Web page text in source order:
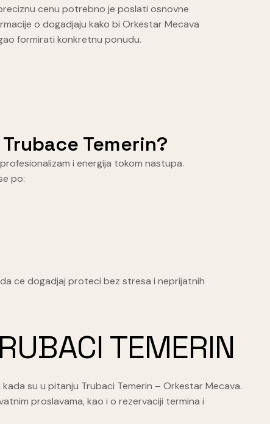
cenu potrebno je poslati osnovne
o dogadjaju kako bi Orkestar Mecava
formirati konkretnu ponudu.
Temerin?
i energija tokom nastupa.
po:
ce dogadjaj proteci bez stresa i neprijatnih
TEMERIN
su u pitanju Trubaci Temerin – Orkestar Mecava.
proslavama, kao i o rezervaciji termina i